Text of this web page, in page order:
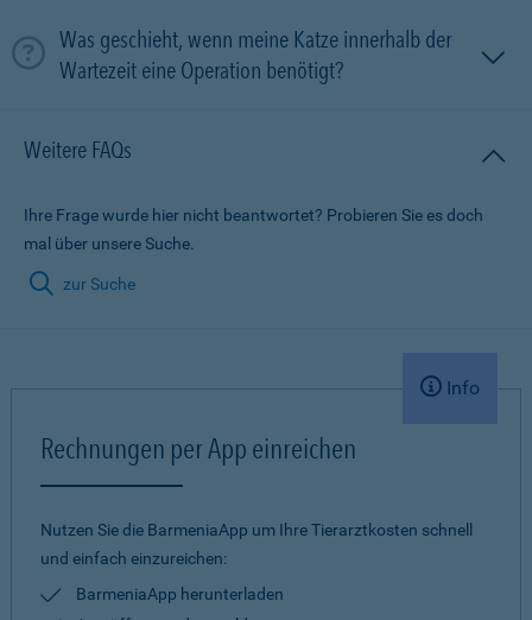
Was geschieht, wenn meine Katze innerhalb der
Wartezeit eine Operation benötigt?
Weitere FAQs
Ihre Frage wurde hier nicht beantwortet? Probieren Sie es doch
mal über unsere Suche.
zur Suche
Info
Rechnungen per App einreichen
Nutzen Sie die BarmeniaApp um Ihre Tierarztkosten schnell
und einfach einzureichen:
BarmeniaApp herunterladen